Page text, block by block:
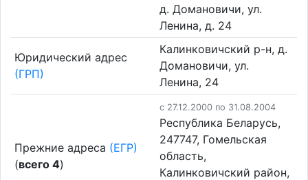
д. Домановичи, ул.
Ленина, д. 24
Юридический адрес
(ГРП)
Калинковичский р-н, д.
Домановичи, ул.
Ленина, 24
Прежние адреса (ЕГР)
(всего 4)
c 27.12.2000 по 31.08.2004
Республика Беларусь,
247747, Гомельская
область,
Калинковичский район,